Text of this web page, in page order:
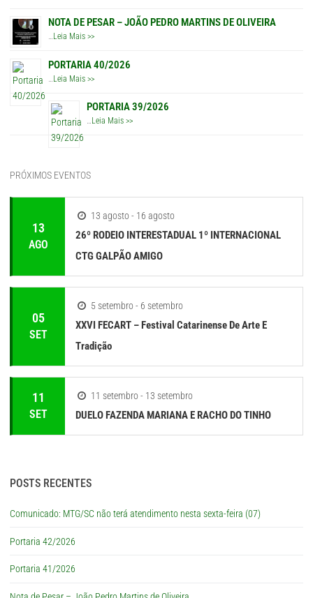
NOTA DE PESAR – JOÃO PEDRO MARTINS DE OLIVEIRA
…Leia Mais >>
PORTARIA 40/2026
Leia Mais >>
PORTARIA 39/2026
…Leia Mais >>
PRÓXIMOS EVENTOS
13
AGO
13 agosto - 16 agosto
26º RODEIO INTERESTADUAL 1º INTERNACIONAL
CTG GALPÃO AMIGO
05
SET
5 setembro - 6 setembro
XXVI FECART – Festival Catarinense De Arte E
Tradição
11
SET
11 setembro - 13 setembro
DUELO FAZENDA MARIANA E RACHO DO TINHO
POSTS RECENTES
Comunicado: MTG/SC não terá atendimento nesta sexta-feira (07)
Portaria 42/2026
Portaria 41/2026